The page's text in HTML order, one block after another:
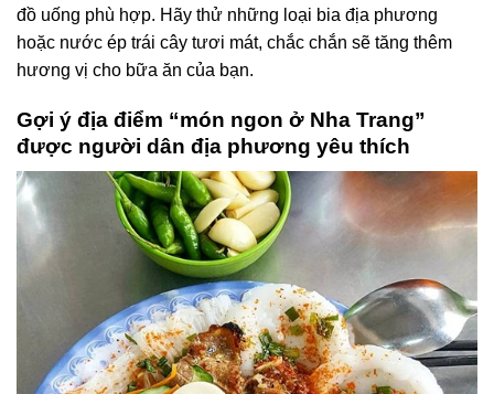
đồ uống phù hợp. Hãy thử những loại bia địa phương
hoặc nước ép trái cây tươi mát, chắc chắn sẽ tăng thêm
hương vị cho bữa ăn của bạn.
Gợi ý địa điểm “món ngon ở Nha Trang”
được người dân địa phương yêu thích